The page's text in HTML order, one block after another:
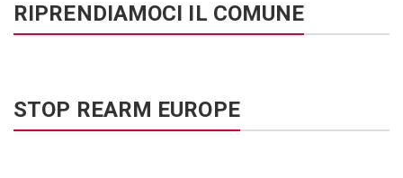
RIPRENDIAMOCI IL COMUNE
STOP REARM EUROPE